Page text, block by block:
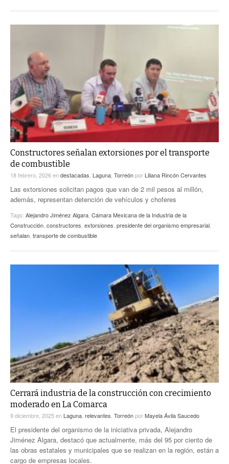
Constructores señalan extorsiones por el transporte
de combustible
18 febrero, 2026endestacadas, Laguna, Torreónpor Liliana Rincón Cervantes
Las extorsiones solicitan pagos que van de 2 mil pesos al millón,
además, representan detención de vehículos y choferes
Tags: Alejandro Jiménez Algara, Cámara Mexicana de la Industria de la
Construcción, constructores, extorsiones, presidente del organismo empresarial,
señalan, transporte de combustible
Cerrará industria de la construcción con crecimiento
moderado en La Comarca
9 diciembre, 2025en Laguna relevantes TorreónporMayela Ávila Saucedo
El presidente del organismo de la iniciativa privada, Alejandro
Jiménez Algara, destacó que actualmente, más del 95 por ciento de
las obras estatales y municipales que se realizan en la región, están a
cargo de empresas locales.